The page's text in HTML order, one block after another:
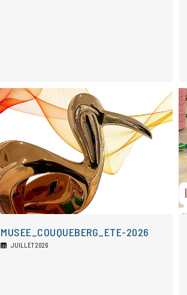
MUSEE_COUQUEBERG_ETE-2026
JUILLET 2026